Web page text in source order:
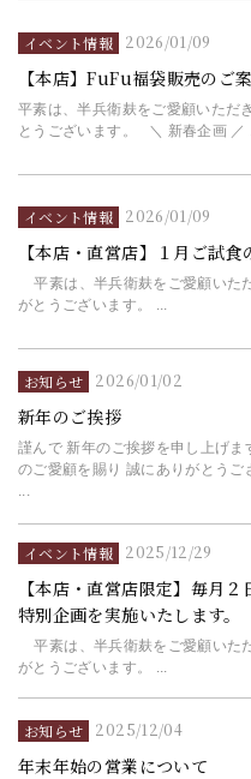
2026/01/09
イベント情報
【本店】FuFu福袋販売のご
平素は、半兵衛麸をご愛顧いただ
とうございます。 ＼ 新春企画 ／
2026/01/09
イベント情報
【本店・直営店】１月ご試食
平素は、半兵衛麸をご愛顧いた
がとうございます。 ...
2026/01/02
お知らせ
新年のご挨拶
謹んで 新年のご挨拶を申し上げま
のご愛顧を賜り 誠にありがとうご
2025/12/29
イベント情報
【本店・直営店限定】毎月２
特別企画を実施いたします。
平素は、半兵衛麸をご愛顧いた
がとうございます。 ...
2025/12/04
お知らせ
年末年始の営業について